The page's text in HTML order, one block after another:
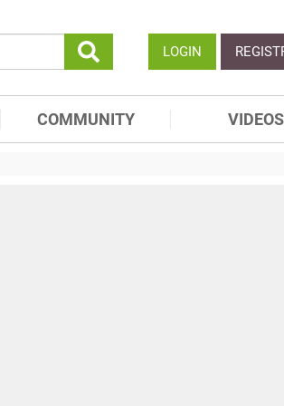
LOGIN
COMMUNITY VIDEOS